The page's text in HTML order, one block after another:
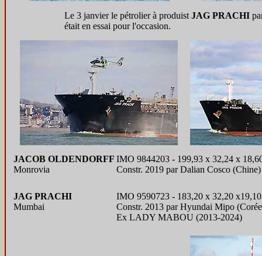
Le 3 janvier le pétrolier à produist JAG PRACHI
était en essai pour l'occasion.
JACOB OLDENDORFF
Monrovia
IMO 9844203 - 199,93 x 32,24 x
Constr. 2019 par Dalian Cosco
JAG PRACHI
Mumbai
IMO 9590723 - 183,20 x 32,20
Constr. 2013 par Hyundai Mipo
Ex LADY MABOU (2013-2024)